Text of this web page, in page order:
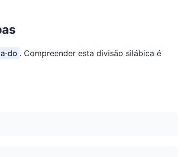
. Compreender esta divisão silábica é